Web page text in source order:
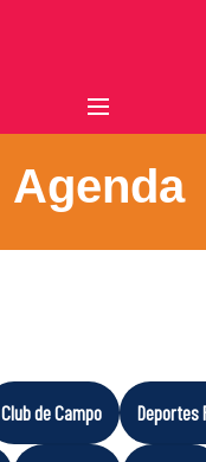
Agenda
Club de Campo Deportes